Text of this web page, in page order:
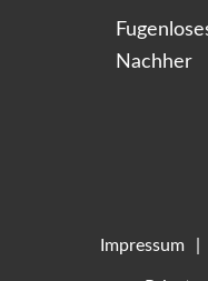
Nachher
Impressum